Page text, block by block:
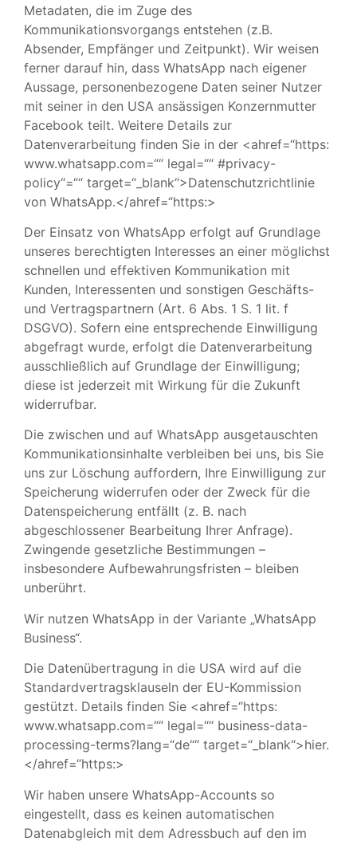
Metadaten, die im Zuge des
Kommunikationsvorgangs entstehen (z.B.
Absender, Empfänger und Zeitpunkt). Wir weisen
ferner darauf hin, dass WhatsApp nach eigener
Aussage, personenbezogene Daten seiner Nutzer
mit seiner in den USA ansässigen Konzernmutter
Facebook teilt. Weitere Details zur
Datenverarbeitung finden Sie in der <ahref=“https:
www.whatsapp.com=““ legal=““ #privacy-
policy“=““ target=“_blank“>Datenschutzrichtlinie
von WhatsApp.</ahref=“https:>
Der Einsatz von WhatsApp erfolgt auf Grundlage
unseres berechtigten Interesses an einer möglichst
schnellen und effektiven Kommunikation mit
Kunden, Interessenten und sonstigen Geschäfts-
und Vertragspartnern (Art. 6 Abs. 1 S. 1 lit. f
DSGVO). Sofern eine entsprechende Einwilligung
abgefragt wurde, erfolgt die Datenverarbeitung
ausschließlich auf Grundlage der Einwilligung;
diese ist jederzeit mit Wirkung für die Zukunft
widerrufbar.
Die zwischen und auf WhatsApp ausgetauschten
Kommunikationsinhalte verbleiben bei uns, bis Sie
uns zur Löschung auffordern, Ihre Einwilligung zur
Speicherung widerrufen oder der Zweck für die
Datenspeicherung entfällt (z. B. nach
abgeschlossener Bearbeitung Ihrer Anfrage).
Zwingende gesetzliche Bestimmungen –
insbesondere Aufbewahrungsfristen – bleiben
unberührt.
Wir nutzen WhatsApp in der Variante „WhatsApp
Business“.
Die Datenübertragung in die USA wird auf die
Standardvertragsklauseln der EU-Kommission
gestützt. Details finden Sie <ahref=“https:
www.whatsapp.com=““ legal=““ business-data-
processing-terms?lang=“de““ target=“_blank“>hier.
</ahref=“https:>
Wir haben unsere WhatsApp-Accounts so
eingestellt, dass es keinen automatischen
Datenabgleich mit dem Adressbuch auf den im